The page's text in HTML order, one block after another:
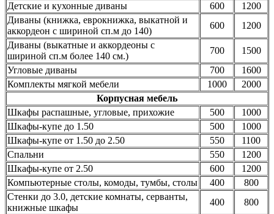
Детские и кухонные диваны
600
1200
Диваны (книжка, еврокнижка, выкатной и
аккордеон с шириной сп.м до 140)
600
1200
Диваны (выкатные и аккордеоны с
шириной сп.м более 140 см.)
700
1500
Угловые диваны
700
1600
Комплекты мягкой мебели
1000
2000
Корпусная мебель
Шкафы распашные, угловые, прихожие
500
1000
Шкафы-купе до 1.50
500
1000
Шкафы-купе от 1.50 до 2.50
550
1100
Спальни
550
1200
Шкафы-купе от 2.50
600
1200
Компьютерные столы, комоды, тумбы, столы
400
800
Стенки до 3.0, детские комнаты, серванты,
книжные шкафы
400
800